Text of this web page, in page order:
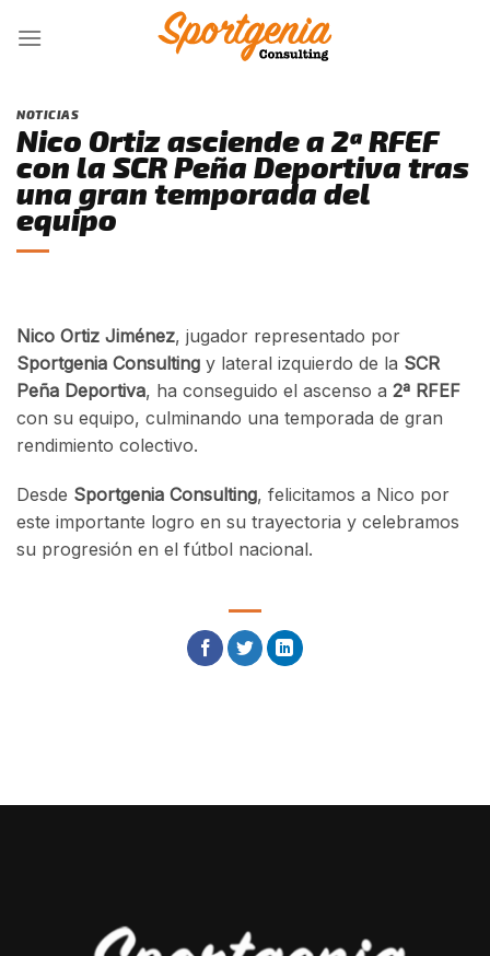
NOTICIAS
Nico Ortiz asciende a 2ª RFEF
con la SCR Peña Deportiva tras
una gran temporada del
equipo
Nico Ortiz Jiménez, jugador representado por
Sportgenia Consulting y lateral izquierdo de la SCR
Peña Deportiva, ha conseguido el ascenso a 2ª RFEF
con su equipo, culminando una temporada de gran
rendimiento colectivo.
Desde Sportgenia Consulting, felicitamos a Nico por
este importante logro en su trayectoria y celebramos
su progresión en el fútbol nacional.